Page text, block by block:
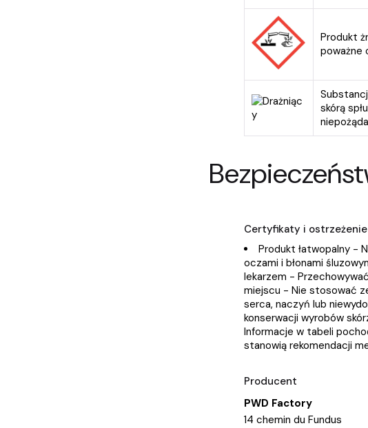
Produkt
poważne
skórą
Certyfikaty i
Produkt łatwopalny -
oczami i błonami
lekarzem -
miejscu - Nie stosować
serca, naczyń lub
konserwacji wyrobów
Informacje w tabeli
stanowią rekomendacji
Producent
PWD Factory
14 chemin du Fundus